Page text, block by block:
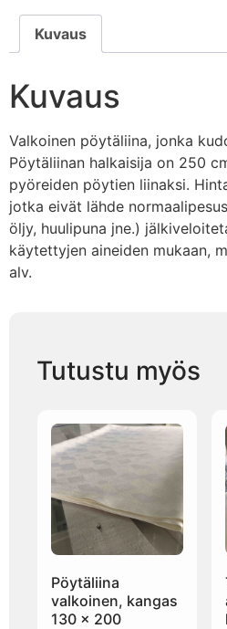
Kuvaus
Kuvaus
Valkoinen pöytäliina, jonka
Pöytäliinan halkaisija on 250
pyöreiden pöytien liinaksi.
jotka eivät lähde
öljy, huulipuna jne.)
käytettyjen aineiden mukaan,
alv.
Tutustu myös
Pöytäliina
valkoinen, kangas
130 x 200